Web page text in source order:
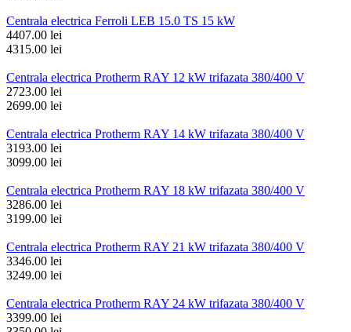
Centrala electrica Ferroli LEB 15.0 TS 15 kW
4407.00 lei
4315.00 lei
Centrala electrica Protherm RAY 12 kW trifazata 380/400 V
2723.00 lei
2699.00 lei
Centrala electrica Protherm RAY 14 kW trifazata 380/400 V
3193.00 lei
3099.00 lei
Centrala electrica Protherm RAY 18 kW trifazata 380/400 V
3286.00 lei
3199.00 lei
Centrala electrica Protherm RAY 21 kW trifazata 380/400 V
3346.00 lei
3249.00 lei
Centrala electrica Protherm RAY 24 kW trifazata 380/400 V
3399.00 lei